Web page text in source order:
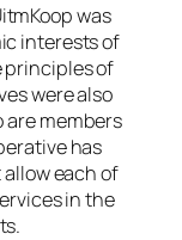
was
interests of
principles of
were also
are members
has
each of
in the